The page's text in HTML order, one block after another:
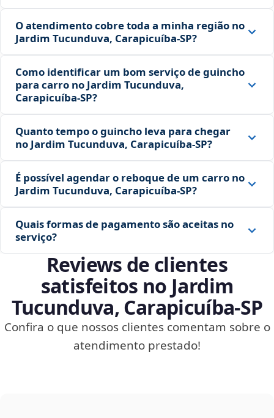
O atendimento cobre toda a minha região no
Jardim Tucunduva, Carapicuíba‑SP?
Como identificar um bom serviço de guincho
para carro no Jardim Tucunduva,
Carapicuíba‑SP?
Quanto tempo o guincho leva para chegar
no Jardim Tucunduva, Carapicuíba‑SP?
É possível agendar o reboque de um carro no
Jardim Tucunduva, Carapicuíba‑SP?
Quais formas de pagamento são aceitas no
serviço?
Reviews de clientes
satisfeitos no Jardim
Tucunduva, Carapicuíba‑SP
Confira o que nossos clientes comentam sobre o
atendimento prestado!